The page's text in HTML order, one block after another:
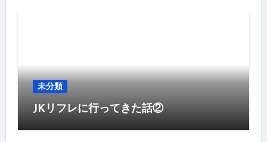
未分類
JKリフレに行ってきた話②